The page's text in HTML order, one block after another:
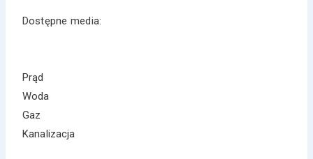
Dostępne media:
Prąd
Woda
Gaz
Kanalizacja